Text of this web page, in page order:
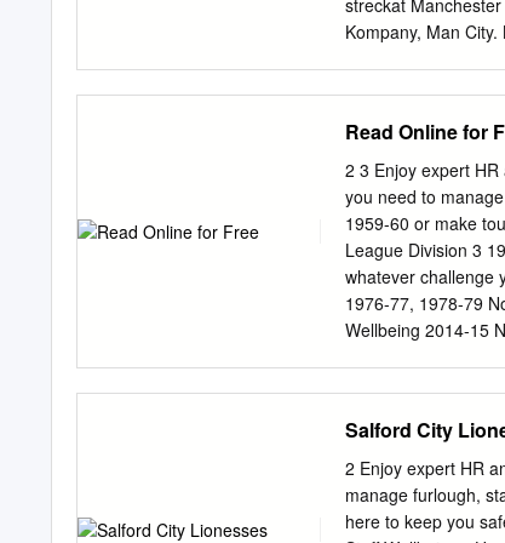
enjoyable stay and
streckat
Kompany, Man
Leadbitter,
oddsen är favo-
Park Rangers.
poäng mot ett
Rene Krhin,
som vunnit en
Stefano Sturaro,
”Hudds” ser ut att
Read Online for
2 3 Enjoy expert
you need to
1959-60 or make
League Division 3
whatever challenge
1976-77, 1978-79
Wellbeing 2014-15
Gibson for a
at Port Vale. 05.
Karen Baird 5 9
Committee Pete
Salford City
2 Enjoy expert HR
manage furlough,
here to keep you